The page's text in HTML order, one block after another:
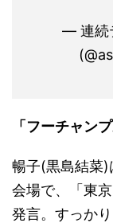
— 連続
「フーチャン
暢子(黒島結菜)
会場で、「東
発言。すっか